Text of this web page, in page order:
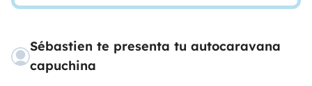
Sébastien te presenta tu autocaravana
capuchina